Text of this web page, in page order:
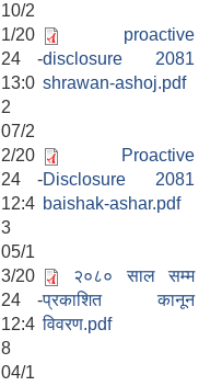
10/2
1/20
24 -
13:0
2
proactive
disclosure 2081
shrawan-ashoj.pdf
07/2
2/20
24 -
12:4
3
Proactive
Disclosure 2081
baishak-ashar.pdf
05/1
3/20
24 -
12:4
8
२०८० साल सम्म
प्रकाशित कानून
विवरण.pdf
04/1